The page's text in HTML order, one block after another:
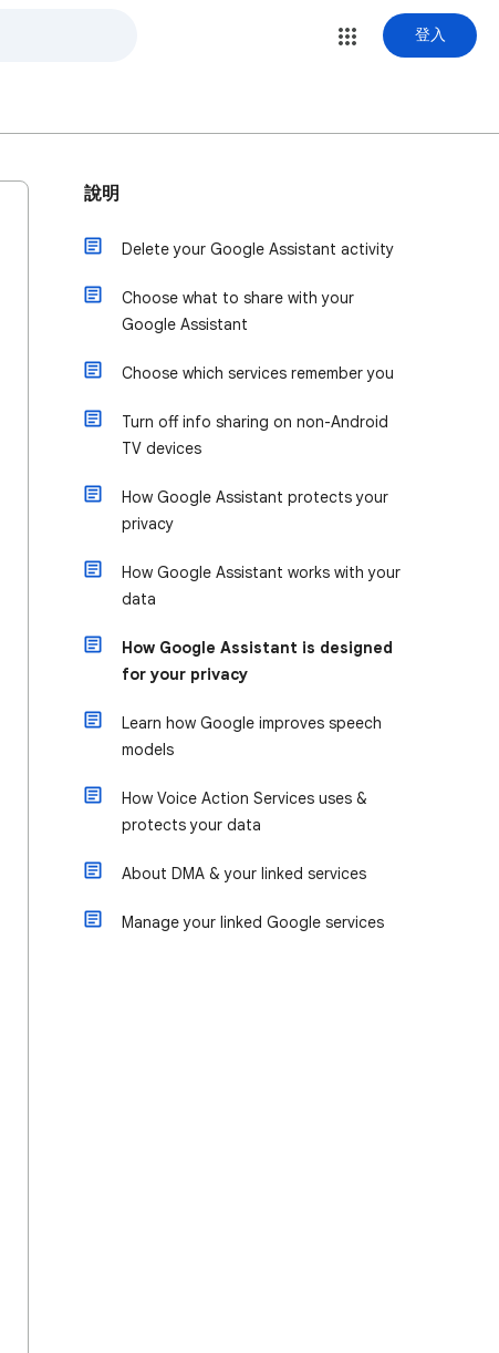
登入
說明
Delete your Google Assistant activity
Choose what to share with your
Google Assistant
Choose which services remember you
Turn off info sharing on non-Android
TV devices
How Google Assistant protects your
privacy
How Google Assistant works with your
data
How Google Assistant is designed
for your privacy
Learn how Google improves speech
models
How Voice Action Services uses &
protects your data
About DMA & your linked services
Manage your linked Google services